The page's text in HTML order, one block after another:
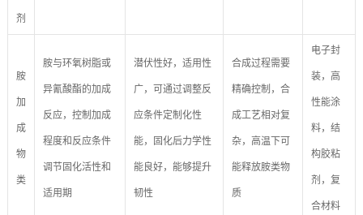
剂
胺
加
成
物
类
胺与环氧树脂或
异氰酸酯的加成
反应，控制加成
程度和反应条件
调节固化活性和
适用期
潜伏性好，适用性
广，可通过调整反
应条件定制化性
能，固化后力学性
能良好，能够提升
韧性
合成过程需要
精确控制，合
成工艺相对复
杂，高温下可
能释放胺类物
质
电子封
装，高
性能涂
料，结
构胶粘
剂，复
合材料